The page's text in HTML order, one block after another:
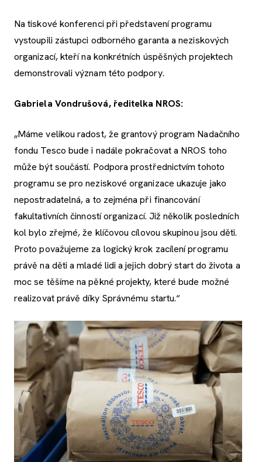
Na tiskové konferenci při představení programu
vystoupili zástupci odborného garanta a neziskových
organizací, kteří na konkrétních úspěšných projektech
demonstrovali význam této podpory.
Gabriela Vondrušová, ředitelka NROS:
„Máme velikou radost, že grantový program Nadačního
fondu Tesco bude i nadále pokračovat a NROS toho
může být součástí. Podpora prostřednictvím tohoto
programu se pro neziskové organizace ukazuje jako
nepostradatelná, a to zejména při financování
fakultativních činností organizací. Již několik posledních
kol bylo zřejmé, že klíčovou cílovou skupinou jsou děti.
Proto považujeme za logický krok zacílení programu
právě na děti a mladé lidi a jejich dobrý start do života a
moc se těšíme na pěkné projekty, které bude možné
realizovat právě díky Správnému startu.“